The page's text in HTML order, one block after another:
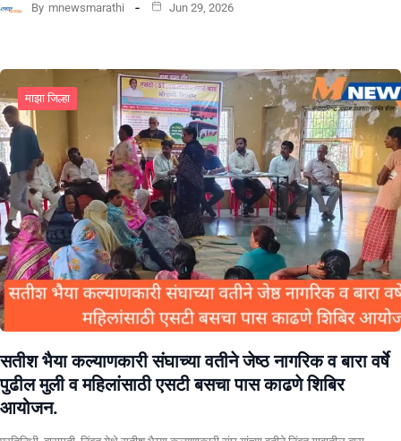
By mnewsmarathi Jun 29, 2026
माझा जिल्हा
सतीश भैया कल्याणकारी संघाच्या वतीने जेष्ठ नागरिक व बारा वर्षे
पुढील मुली व महिलांसाठी एसटी बसचा पास काढणे शिबिर
आयोजन.